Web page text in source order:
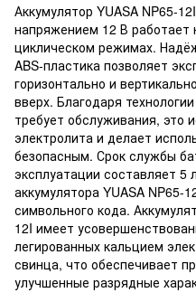
Аккумулятор YUASA NP65-
напряжением 12 В работает
циклическом режимах.
ABS-пластика позволяет
горизонтально и
вверх. Благодаря
требует обслуживания, это
электролита и делает
безопасным. Срок службы
эксплуатации составляет 5
аккумулятора YUASA NP65-
символьного кода.
12I имеет
легированных кальцием
свинца, что обеспечивает
улучшенные разрядные